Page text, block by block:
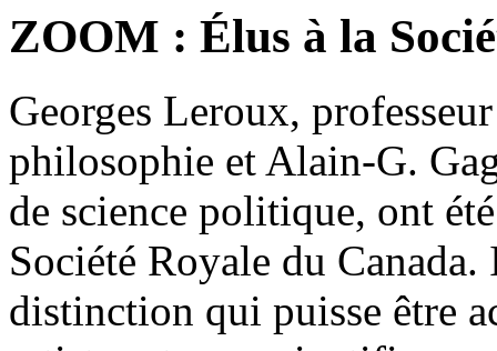
ZOOM : Élus à la
Georges Leroux,
philosophie et Alain-G.
de science politique, ont
Société Royale du
distinction qui puisse être